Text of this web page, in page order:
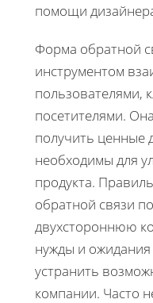
помощи
Форма обратной
инструментом
пользователями,
посетителями.
получить ценные
необходимы для
продукта.
обратной связи
двухстороннюю
нужды и ожидания
устранить
компании. Часто